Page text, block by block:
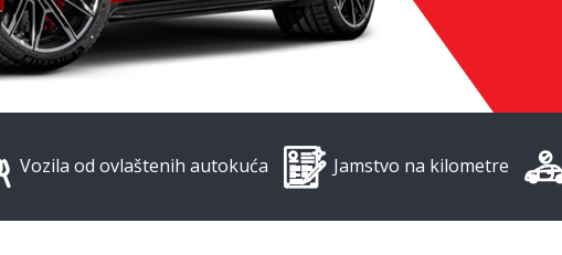
Vozila od ovlaštenih autokuća Jamstvo na kilometre